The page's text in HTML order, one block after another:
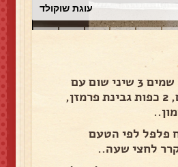
עוגת שוקולד
בקערה קטנה שמים 3 שיני שום עם
מיונז, כף מים, 2 כפות גבינת פרמזן,
פלפל לפי הטעם
לחצי שעה..